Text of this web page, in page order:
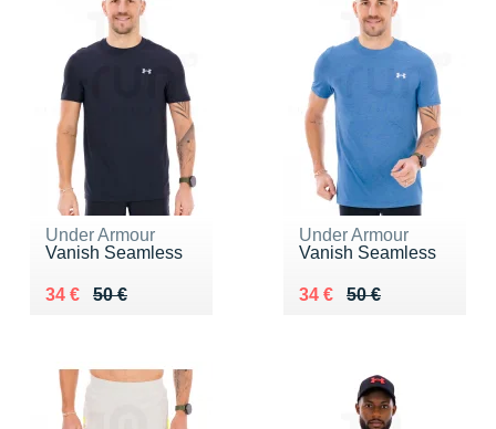
Under Armour
Vanish Seamless
50 €
Au lieu de 50 €
34 €
Vendu 34 €
Under Armour
Vanish Seamless
50 €
Au lieu de 50 €
34 €
Vendu 34 €